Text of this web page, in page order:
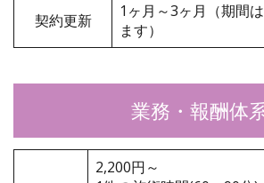
契約更新
1ヶ月～3ヶ月（期間
ます）
業務・報酬体
2,200円～